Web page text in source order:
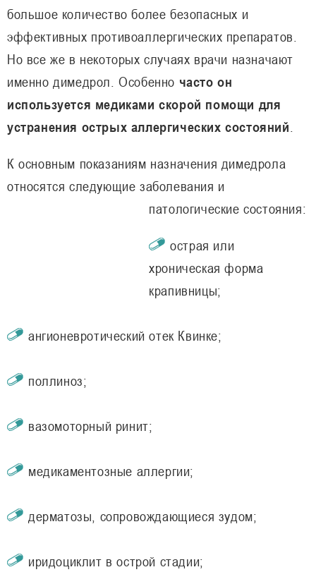
большое количество более безопасных и
эффективных противоаллергических препаратов.
Но все же в некоторых случаях врачи назначают
именно димедрол. Особенно часто он
используется медиками скорой помощи для
устранения острых аллергических состояний
К основным показаниям назначения димедрола
относятся следующие заболевания и
патологические состояния:
острая или
хроническая форма
крапивницы;
ангионевротический отек Квинке;
поллиноз;
вазомоторный ринит;
медикаментозные аллергии;
дерматозы, сопровождающиеся зудом;
иридоциклит в острой стадии;